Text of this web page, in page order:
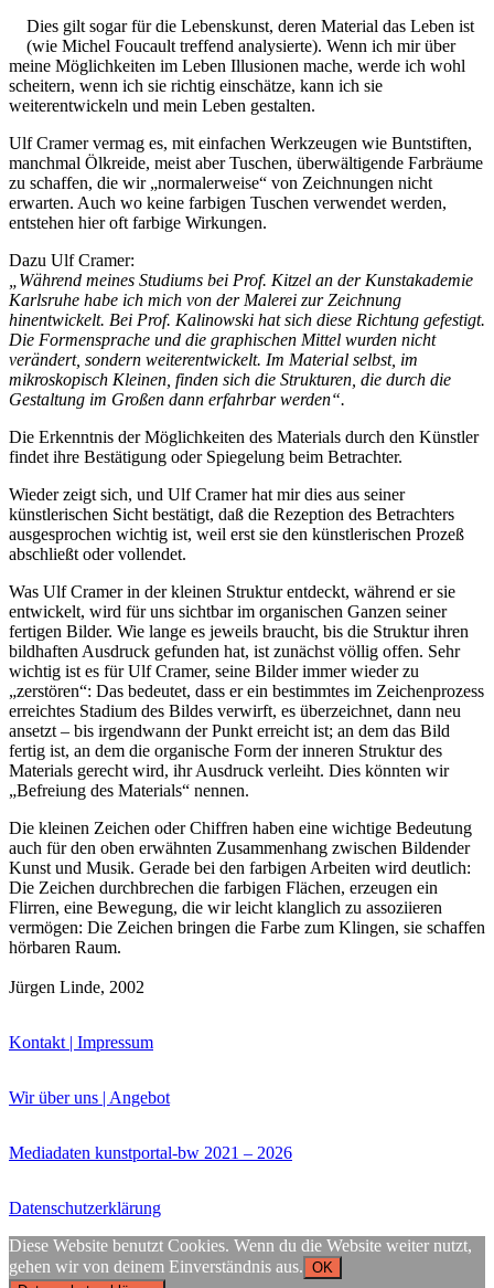
Dies gilt sogar für die Lebenskunst, deren Material das Leben ist
(wie Michel Foucault treffend analysierte). Wenn ich mir über
meine Möglichkeiten im Leben Illusionen mache, werde ich wohl
scheitern, wenn ich sie richtig einschätze, kann ich sie
weiterentwickeln und mein Leben gestalten.
Ulf Cramer vermag es, mit einfachen Werkzeugen wie Buntstiften,
manchmal Ölkreide, meist aber Tuschen, überwältigende Farbräume
zu schaffen, die wir „normalerweise“ von Zeichnungen nicht
erwarten. Auch wo keine farbigen Tuschen verwendet werden,
entstehen hier oft farbige Wirkungen.
Dazu Ulf Cramer:
„Während meines Studiums bei Prof. Kitzel an der Kunstakademie
Karlsruhe habe ich mich von der Malerei zur Zeichnung
hinentwickelt. Bei Prof. Kalinowski hat sich diese Richtung gefestigt.
Die Formensprache und die graphischen Mittel wurden nicht
verändert, sondern weiterentwickelt. Im Material selbst, im
mikroskopisch Kleinen, finden sich die Strukturen, die durch die
Gestaltung im Großen dann erfahrbar werden“.
Die Erkenntnis der Möglichkeiten des Materials durch den Künstler
findet ihre Bestätigung oder Spiegelung beim Betrachter.
Wieder zeigt sich, und Ulf Cramer hat mir dies aus seiner
künstlerischen Sicht bestätigt, daß die Rezeption des Betrachters
ausgesprochen wichtig ist, weil erst sie den künstlerischen Prozeß
abschließt oder vollendet.
Was Ulf Cramer in der kleinen Struktur entdeckt, während er sie
entwickelt, wird für uns sichtbar im organischen Ganzen seiner
fertigen Bilder. Wie lange es jeweils braucht, bis die Struktur ihren
bildhaften Ausdruck gefunden hat, ist zunächst völlig offen. Sehr
wichtig ist es für Ulf Cramer, seine Bilder immer wieder zu
„zerstören“: Das bedeutet, dass er ein bestimmtes im Zeichenprozess
erreichtes Stadium des Bildes verwirft, es überzeichnet, dann neu
ansetzt – bis irgendwann der Punkt erreicht ist; an dem das Bild
fertig ist, an dem die organische Form der inneren Struktur des
Materials gerecht wird, ihr Ausdruck verleiht. Dies könnten wir
„Befreiung des Materials“ nennen.
Die kleinen Zeichen oder Chiffren haben eine wichtige Bedeutung
auch für den oben erwähnten Zusammenhang zwischen Bildender
Kunst und Musik. Gerade bei den farbigen Arbeiten wird deutlich:
Die Zeichen durchbrechen die farbigen Flächen, erzeugen ein
Flirren, eine Bewegung, die wir leicht klanglich zu assoziieren
vermögen: Die Zeichen bringen die Farbe zum Klingen, sie schaffen
hörbaren Raum.
Jürgen Linde, 2002
Kontakt | Impressum
Wir über uns | Angebot
Mediadaten kunstportal-bw 2021 – 2026
Datenschutzerklärung
Diese Website benutzt Cookies. Wenn du die Website weiter nutzt,
gehen wir von deinem Einverständnis aus. OK